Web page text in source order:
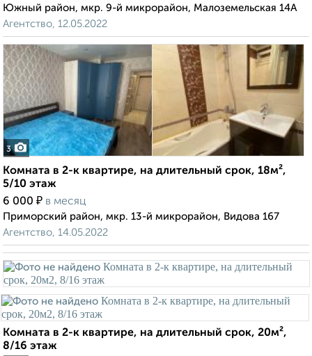
Южный район, мкр. 9-й микрорайон, Малоземельская 14А
Агентство, 12.05.2022
3
Комната в 2-к квартире, на длительный срок, 18м²,
5/10 этаж
6 000 ₽ в месяц
Приморский район, мкр. 13-й микрорайон, Видова 167
Агентство, 14.05.2022
Комната в 2-к квартире, на длительный срок, 20м²,
8/16 этаж